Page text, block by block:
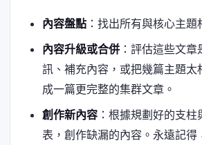
內容盤點：找出所有與核心主題
內容升級或合併：評估這些文章
訊、補充內容，或把幾篇主題太
成一篇更完整的集群文章。
創作新內容：根據規劃好的支柱
表，創作缺漏的內容。永遠記得